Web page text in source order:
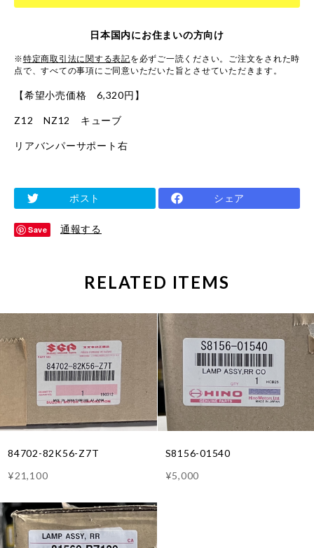
日本国内にお住まいの方向け
※特定商取引法に関する表記を必ずご一読ください。ご注文をされた時
点で、すべての事項にご同意いただいた旨とさせていただきます。
【希望小売価格 6,320円】
Z12 NZ12 キューブ
リアバンパーサポート右
ポスト シェア
Save 通報する
RELATED ITEMS
84702-82K56-Z7T
¥21,100
S8156-01540
¥5,000